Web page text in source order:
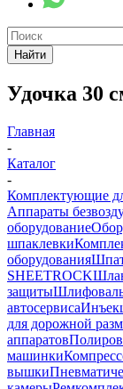
Найти
Удочка 30
Главная
-
Каталог
-
Комплектующие
Аппараты
оборудование
шпаклевки
оборудования
SHEETROCK
защиты
автосервиса
для дорожной
аппаратов
машинки
вышки